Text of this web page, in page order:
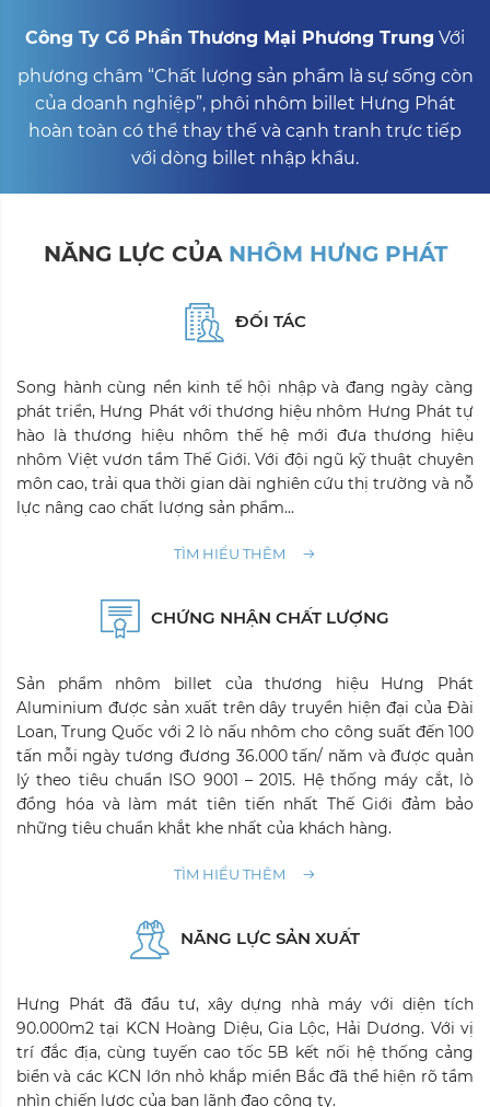
Công Ty Cổ Phần Thương Mại Phương Trung Với
phương châm “Chất lượng sản phẩm là sự sống còn
của doanh nghiệp”, phôi nhôm billet Hưng Phát
hoàn toàn có thể thay thế và cạnh tranh trực tiếp
với dòng billet nhập khẩu.
NĂNG LỰC CỦANHÔM HƯNG PHÁT
ĐỐI TÁC
Song hành cùng nền kinh tế hội nhập và đang ngày càng
phát triển, Hưng Phát với thương hiệu nhôm Hưng Phát tự
hào là thương hiệu nhôm thế hệ mới đưa thương hiệu
nhôm Việt vươn tầm Thế Giới. Với đội ngũ kỹ thuật chuyên
môn cao, trải qua thời gian dài nghiên cứu thị trường và nỗ
lực nâng cao chất lượng sản phẩm...
TÌM HIỂU THÊM
CHỨNG NHẬN CHẤT LƯỢNG
Sản phẩm nhôm billet của thương hiệu Hưng Phát
Aluminium được sản xuất trên dây truyền hiện đại của Đài
Loan, Trung Quốc với 2 lò nấu nhôm cho công suất đến 100
tấn mỗi ngày tương đương 36.000 tấn/ năm và được quản
lý theo tiêu chuẩn ISO 9001 – 2015. Hệ thống máy cắt, lò
đồng hóa và làm mát tiên tiến nhất Thế Giới đảm bảo
những tiêu chuẩn khắt khe nhất của khách hàng.
TÌM HIỂU THÊM
NĂNG LỰC SẢN XUẤT
Hưng Phát đã đầu tư, xây dựng nhà máy với diện tích
90.000m2 tại KCN Hoàng Diệu, Gia Lộc, Hải Dương. Với vị
trí đắc địa, cùng tuyến cao tốc 5B kết nối hệ thống cảng
biển và các KCN lớn nhỏ khắp miền Bắc đã thể hiện rõ tầm
nhìn chiến lược của ban lãnh đạo công ty.